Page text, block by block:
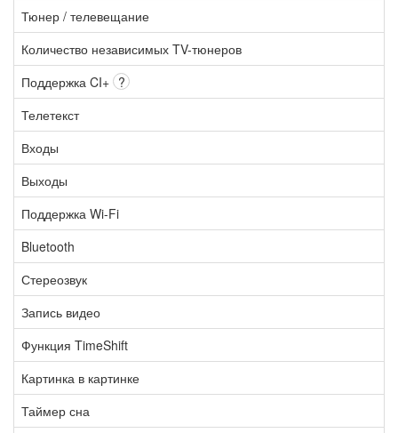
Тюнер / телевещание
Количество независимых TV-тюнеров
Поддержка CI+ ?
Телетекст
Входы
Выходы
Поддержка Wi-Fi
Bluetooth
Стереозвук
Запись видео
Функция TimeShift
Картинка в картинке
Таймер сна